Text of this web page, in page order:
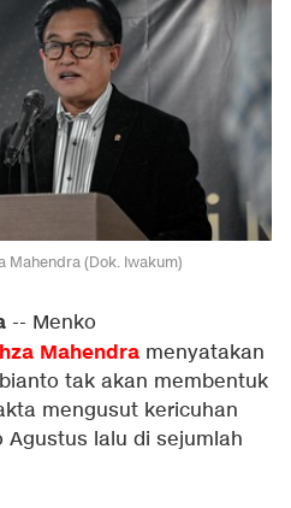
Mahendra (Dok. Iwakum)
-- Menko
Mahendra menyatakan
tak akan membentuk
mengusut kericuhan
lalu di sejumlah